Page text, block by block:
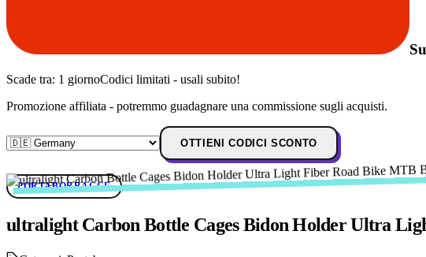
Scade tra: 1 giornoCodici limitati - usali subito!
Promozione affiliata - potremmo guadagnare una commissione sugli acquisti.
OTTIENI CODICI SCONTO
PORTABORRACCE
ultralight Carbon Bottle Cages Bidon Holder Ultra